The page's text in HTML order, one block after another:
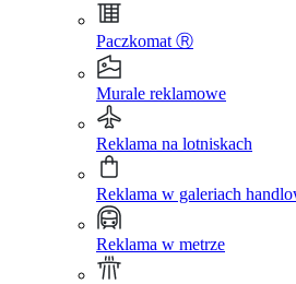
Paczkomat Ⓡ
Murale reklamowe
Reklama na lotniskach
Reklama w galeriach
Reklama w metrze